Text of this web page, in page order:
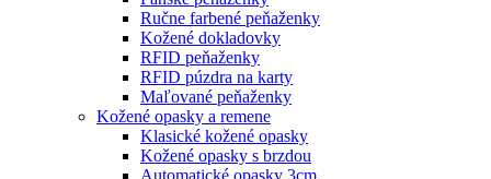
Ručne farbené peňaženky
Kožené dokladovky
RFID peňaženky
RFID púzdra na karty
Maľované peňaženky
Kožené opasky a remene
Klasické kožené opasky
Kožené opasky s brzdou